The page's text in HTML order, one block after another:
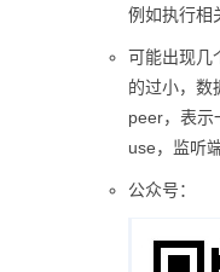
例如执行相
可能出现几
的过小，数
peer，表示
use，监听
公众号：